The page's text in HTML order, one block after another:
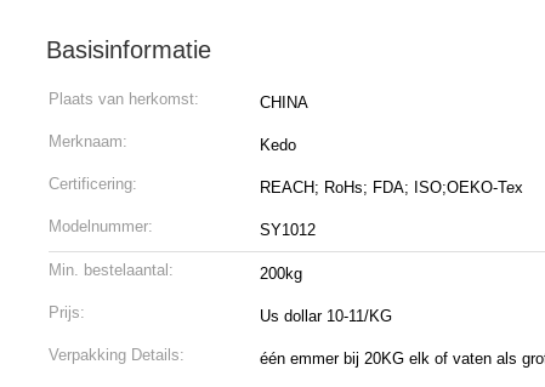
Basisinformatie
Plaats van herkomst: CHINA
Merknaam: Kedo
Certificering: REACH; RoHs; FDA; ISO;OEKO-Tex
Modelnummer: SY1012
Min. bestelaantal: 200kg
Prijs: Us dollar 10-11/KG
Verpakking Details: één emmer bij 20KG elk of vaten als